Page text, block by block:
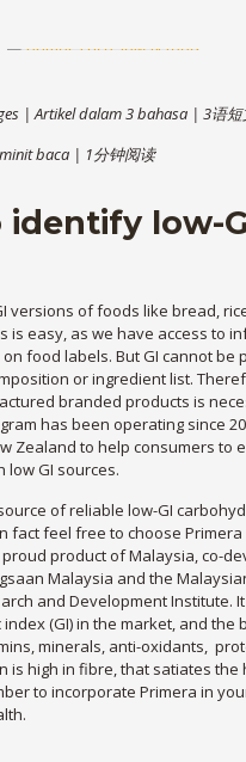
| Artikel dalam 3 bahasa | 3语
baca | 1分钟阅读
identify low-
versions of foods like bread,
is easy, as we have access to
food labels. But GI cannot be
or ingredient list.
branded products is
has been operating since
Zealand to help consumers to
GI sources.
of reliable low-GI
fact feel free to choose Primera
proud product of Malaysia, co-
Malaysia and the
and Development Institute.
(GI) in the market, and the
minerals, anti-oxidants,
is high in fibre, that satiates the
to incorporate Primera in